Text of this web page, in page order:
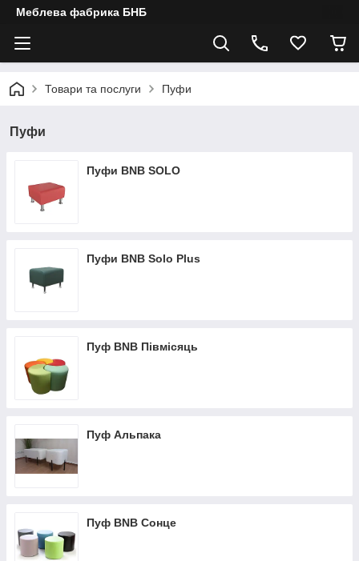
Меблева фабрика БНБ
Товари та послуги Пуфи
Пуфи
Пуфи BNB SOLO
Пуфи BNB Solo Plus
Пуф BNB Півмісяць
Пуф Альпака
Пуф BNB Сонце